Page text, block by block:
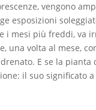
vengono
esposizioni
i mesi più freddi, va
una volta al mese,
E se la
il suo significato